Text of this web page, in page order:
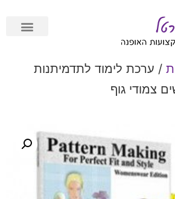
/ ערכת לימוד לתדמיתנות
צמודי גוף